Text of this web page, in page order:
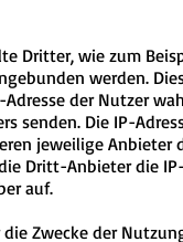
Dritter, wie zum
werden.
der Nutzer
senden. Die IP-
jeweilige Anbieter
Dritt-Anbieter die
auf.
Zwecke der